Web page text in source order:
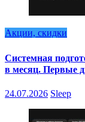
Акции, скидки
Системная
в месяц. Первые
24.07.2026 Sleep